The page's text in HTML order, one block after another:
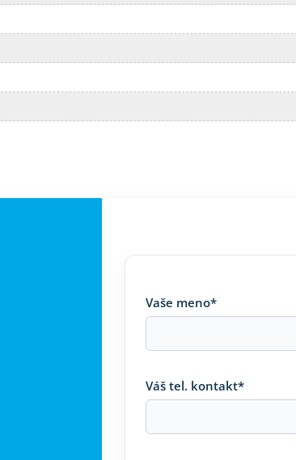
Vaše meno*
Váš tel. kontakt*